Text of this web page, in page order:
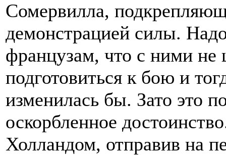
Сомервилла,
демонстрацией силы.
французам, что с ними не
подготовиться к бою и
изменилась бы. Зато это
оскорбленное
Холландом, отправив на